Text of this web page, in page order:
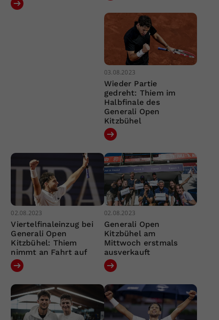
03.08.2023
Wieder Partie
gedreht: Thiem im
Halbfinale des
Generali Open
Kitzbühel
02.08.2023
Viertelfinaleinzug bei
Generali Open
Kitzbühel: Thiem
nimmt an Fahrt auf
02.08.2023
Generali Open
Kitzbühel am
Mittwoch erstmals
ausverkauft